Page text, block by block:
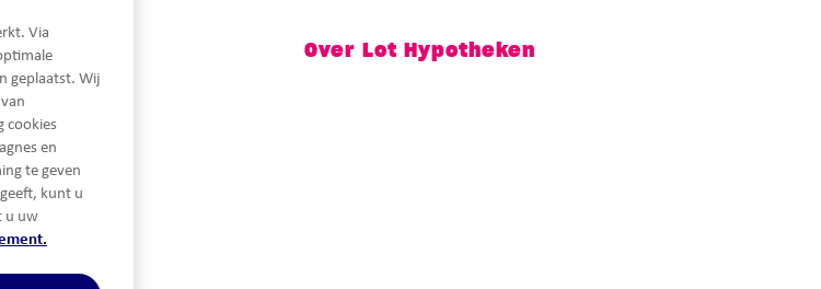
Over Lot Hypotheken
Via
geplaatst. Wij
cookies
en
te geven
kunt u
u uw